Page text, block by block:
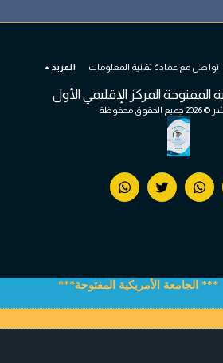
الإقليمي الأول
المعلومات المزيد
المفتوحة***